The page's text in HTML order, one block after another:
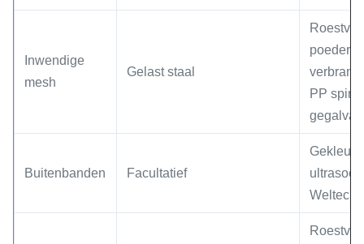
Inwendige
mesh
Gelast staal
Roestvrij
PP spiro
Buitenbanden Facultatief
Roestvrij